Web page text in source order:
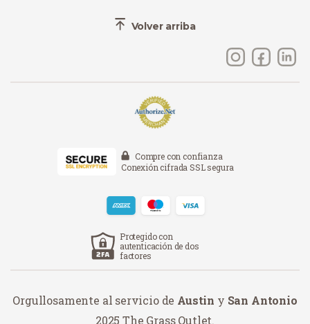
Volver arriba
Compre con confianza
Conexión cifrada SSL segura
Protegido con
autenticación de dos
factores
Orgullosamente al servicio de Austin y San Antonio
2025 The Grass Outlet.